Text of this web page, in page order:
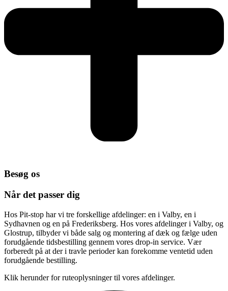
Besøg os
Når det passer dig
Hos Pit-stop har vi tre forskellige afdelinger: en i Valby, en i
Sydhavnen og en på Frederiksberg. Hos vores afdelinger i Valby, og
Glostrup, tilbyder vi både salg og montering af dæk og fælge uden
forudgående tidsbestilling gennem vores drop-in service. Vær
forberedt på at der i travle perioder kan forekomme ventetid uden
forudgående bestilling.
Klik herunder for ruteoplysninger til vores afdelinger.